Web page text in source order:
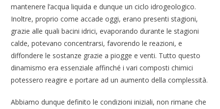
mantenere l’acqua liquida e dunque un ciclo idrogeologico.
Inoltre, proprio come accade oggi, erano presenti stagioni,
grazie alle quali bacini idrici, evaporando durante le stagioni
calde, potevano concentrarsi, favorendo le reazioni, e
diffondere le sostanze grazie a piogge e venti. Tutto questo
dinamismo era essenziale affinché i vari composti chimici
potessero reagire e portare ad un aumento della complessità.
Abbiamo dunque definito le condizioni iniziali, non rimane che